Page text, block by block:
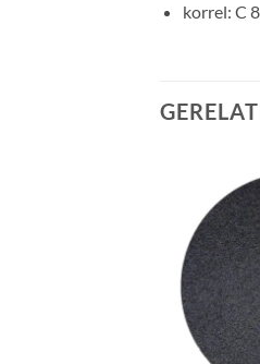
korrel: C